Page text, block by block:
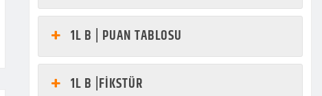
1L B | PUAN TABLOSU
1L B |FİKSTÜR